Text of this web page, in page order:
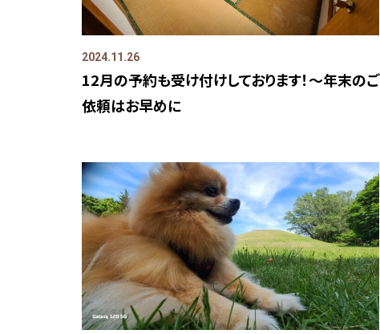
2024.11.26
12月の予約も受け付けしております！～年末のご
依頼はお早めに